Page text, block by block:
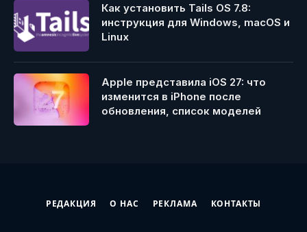
Как установить Tails OS 7.8:
инструкция для Windows, macOS и
Linux
Apple представила iOS 27: что
изменится в iPhone после
обновления, список моделей
РЕДАКЦИЯ О НАС РЕКЛАМА КОНТАКТЫ